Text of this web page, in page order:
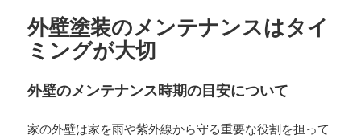
外壁塗装のメンテナンスはタイ
ミングが大切
外壁のメンテナンス時期の目安について
家の外壁は家を雨や紫外線から守る重要な役割を担って